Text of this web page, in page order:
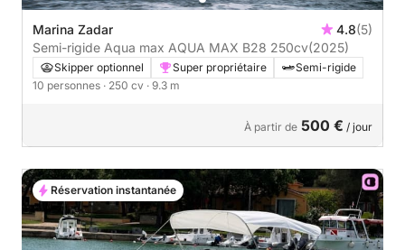
Marina Zadar 4.8(5)
Semi-rigide Aqua max AQUA MAX B28 250cv(2025)
Skipper optionnel Super propriétaire
Semi-rigide
10 personnes · 250 cv · 9.3 m
À partir de 500 € / jour
Réservation instantanée